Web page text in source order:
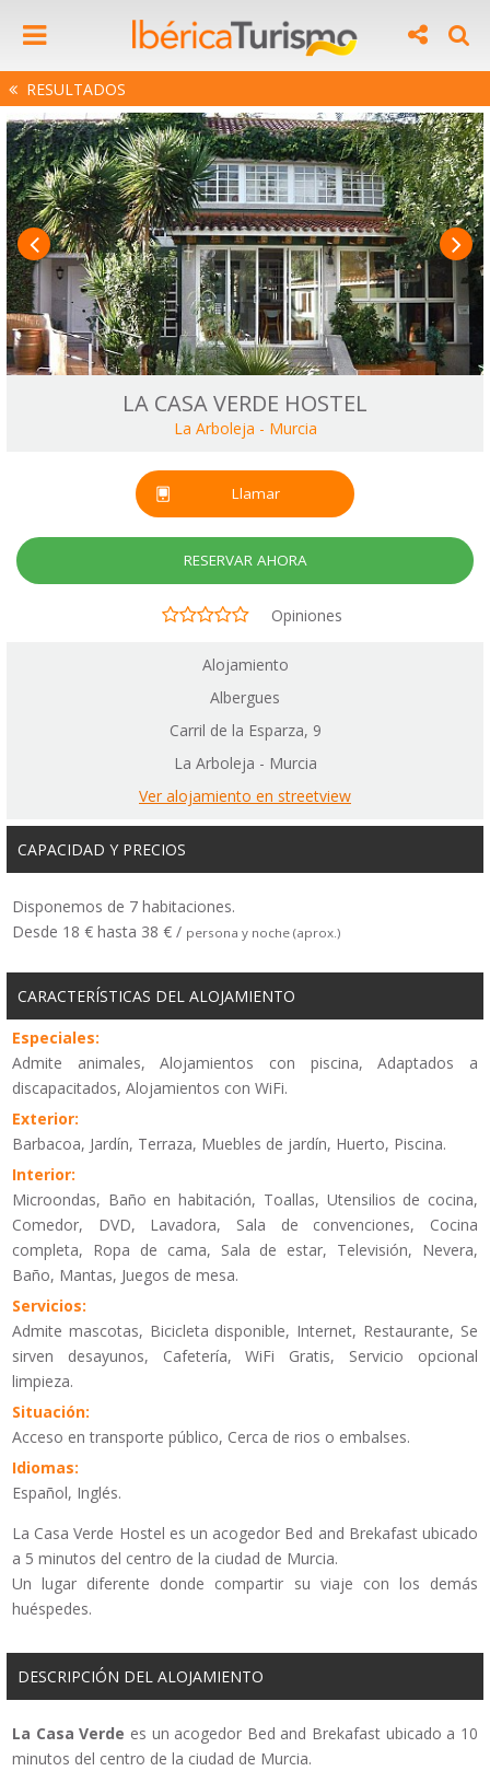
RESULTADOS
LA CASA VERDE HOSTEL
La Arboleja - Murcia
Llamar
RESERVAR AHORA
Opiniones
Alojamiento
Albergues
Carril de la Esparza, 9
La Arboleja - Murcia
Ver alojamiento en streetview
CAPACIDAD Y PRECIOS
Disponemos de 7 habitaciones.
Desde 18 € hasta 38 € / persona y noche (aprox.)
CARACTERÍSTICAS DEL ALOJAMIENTO
Especiales:
Admite animales, Alojamientos con piscina, Adaptados a
discapacitados, Alojamientos con WiFi.
Exterior:
Barbacoa, Jardín, Terraza, Muebles de jardín, Huerto, Piscina.
Interior:
Microondas, Baño en habitación, Toallas, Utensilios de cocina,
Comedor, DVD, Lavadora, Sala de convenciones, Cocina
completa, Ropa de cama, Sala de estar, Televisión, Nevera,
Baño, Mantas, Juegos de mesa.
Servicios:
Admite mascotas, Bicicleta disponible, Internet, Restaurante, Se
sirven desayunos, Cafetería, WiFi Gratis, Servicio opcional
limpieza.
Situación:
Acceso en transporte público, Cerca de rios o embalses.
Idiomas:
Español, Inglés.
La Casa Verde Hostel es un acogedor Bed and Brekafast ubicado
a 5 minutos del centro de la ciudad de Murcia.
Un lugar diferente donde compartir su viaje con los demás
huéspedes.
DESCRIPCIÓN DEL ALOJAMIENTO
La Casa Verde es un acogedor Bed and Brekafast ubicado a 10
minutos del centro de la ciudad de Murcia.